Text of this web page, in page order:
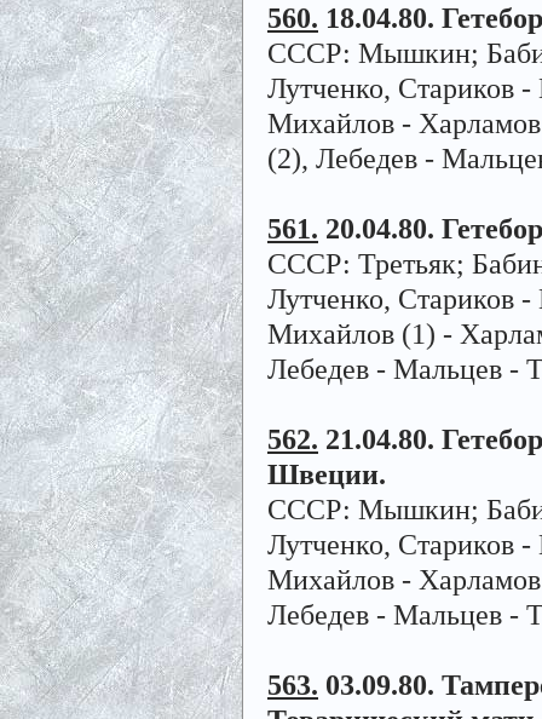
560. 18.04.80.
СССР: Мышкин;
Лутченко, Стариков
Михайлов -
(2), Лебедев -
561. 20.04.80.
СССР: Третьяк;
Лутченко, Стариков
Михайлов (1) -
Лебедев - Мальцев -
562. 21.04.80.
Швеции.
СССР: Мышкин;
Лутченко, Стариков
Михайлов -
Лебедев - Мальцев -
563. 03.09.80.